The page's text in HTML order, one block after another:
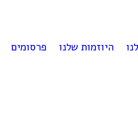
היוזמות שלנו פרסומים